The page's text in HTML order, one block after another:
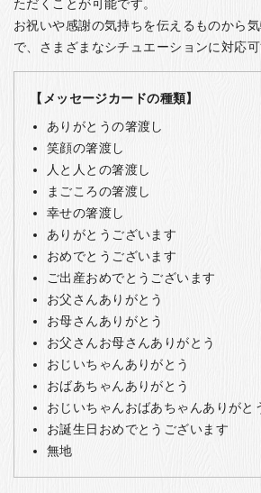
ただくことが可能です。
お祝いや感謝の気持ちを伝えるものから
で、さまざまなシチュエーションに対応可
【メッセージカードの種類】
ありがとうの箸渡し
笑顔の箸渡し
人と人との箸渡し
まごころの箸渡し
幸せの箸渡し
ありがとうございます
おめでとうございます
ご出産おめでとうございます
お父さんありがとう
お母さんありがとう
お父さんお母さんありがとう
おじいちゃんありがとう
おばあちゃんありがとう
おじいちゃんおばあちゃんありがと
お誕生日おめでとうございます
無地